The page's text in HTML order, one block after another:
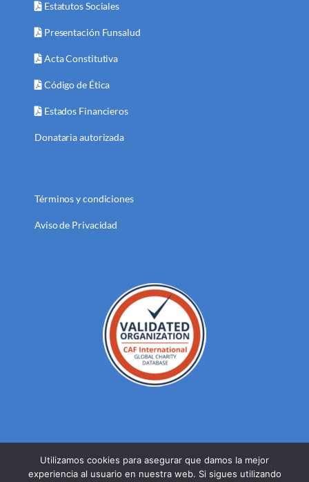
Estatutos Sociales
Presentación Funsalud
Acta Constitutiva
Código de Ética
Estados Financieros
Donataria autorizada
Términos y condiciones
Aviso de Privacidad
© DERECHOS RESERVADOS FUNDACION MEXICANA PARA LA
Utilizamos cookies para asegurar que damos la mejor
experiencia al usuario en nuestra web. Si sigues utilizando